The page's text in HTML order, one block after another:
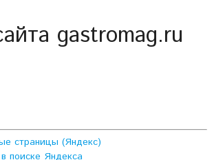
gastromag.ru
страницы (Яндекс)
поиске Яндекса